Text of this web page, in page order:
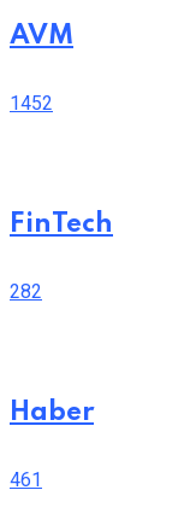
AVM
1452
FinTech
282
Haber
461